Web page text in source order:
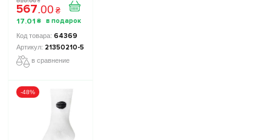
567.00 ₴
17.01 ₴
64369
21350210-5
в сравнение
-48%